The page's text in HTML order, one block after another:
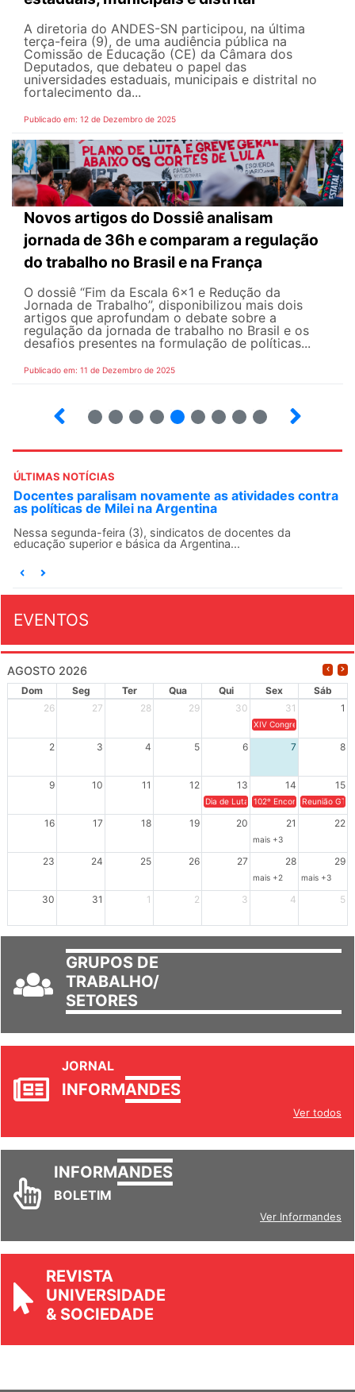
A diretoria do ANDES-SN participou, na última
terça-feira (9), de uma audiência pública na
Comissão de Educação (CE) da Câmara dos
Deputados, que debateu o papel das
universidades estaduais, municipais e distrital no
fortalecimento da...
Publicado em: 12 de Dezembro de 2025
Novos artigos do Dossiê analisam
jornada de 36h e comparam a regulação
do trabalho no Brasil e na França
O dossiê “Fim da Escala 6x1 e Redução da
Jornada de Trabalho”, disponibilizou mais dois
artigos que aprofundam o debate sobre a
regulação da jornada de trabalho no Brasil e os
desafios presentes na formulação de políticas...
Publicado em: 11 de Dezembro de 2025
ÚLTIMAS NOTÍCIAS
ANDES-SN convoca docentes para Dia de
Solidariedade Internacionalista com Cuba em 13 de
agosto
O ANDES-SN conclama suas seções sindicais e o conjunto
EVENTOS
AGOSTO 2026
Dom Seg Ter Qua Qui Sex
Sáb
26
27 28 29 30 31 1
XIV Congresso Brasileiro
2 3 4 5 6 7 8
9 10 11 12 13 14 15
Dia de Luta em Defesa de Cuba e da
102º Encontro da
Reunião
16 17 18 19 20 21 22
mais +3
23 24 25 26 27 28 29
mais +2 mais +3
30 31 1 2 3 4 5
GRUPOS DE
TRABALHO/
SETORES
JORNAL
INFORMANDES
Ver todos
INFORMANDES
BOLETIM
Ver Informandes
REVISTA
UNIVERSIDADE
& SOCIEDADE